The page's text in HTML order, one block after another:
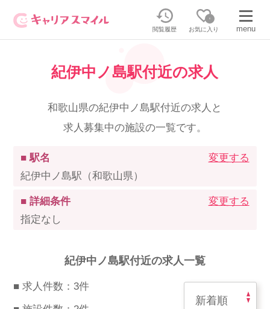
閲覧履歴
0
お気に入り menu
無料相談・お問い合わせはこちら
無料転職相談・お問い合わせの内容を
正社員／パートで働く
派遣で働く
その他のお問い合わせ
正社員・パートの求人を探す
紀伊中ノ島駅付近の求人
和歌山県の紀伊中ノ島駅付近の求人と
求人募集中の施設の一覧です。
■ 駅名
紀伊中ノ島駅（和歌山県）
変更する
■ 詳細条件
指定なし
変更する
紀伊中ノ島駅付近の求人一覧
■ 求人件数：3件